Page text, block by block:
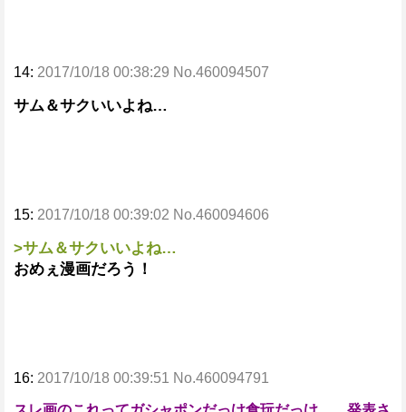
14: 2017/10/18 00:38:29 No.460094507
サム＆サクいいよね…
15: 2017/10/18 00:39:02 No.460094606
>サム＆サクいいよね…
おめぇ漫画だろう！
16: 2017/10/18 00:39:51 No.460094791